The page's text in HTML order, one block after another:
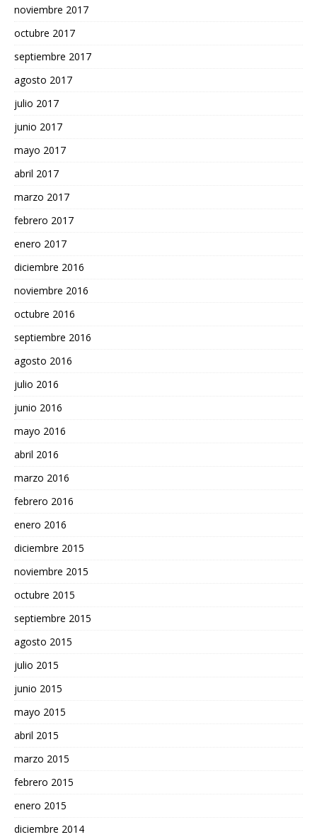
noviembre 2017
octubre 2017
septiembre 2017
agosto 2017
julio 2017
junio 2017
mayo 2017
abril 2017
marzo 2017
febrero 2017
enero 2017
diciembre 2016
noviembre 2016
octubre 2016
septiembre 2016
agosto 2016
julio 2016
junio 2016
mayo 2016
abril 2016
marzo 2016
febrero 2016
enero 2016
diciembre 2015
noviembre 2015
octubre 2015
septiembre 2015
agosto 2015
julio 2015
junio 2015
mayo 2015
abril 2015
marzo 2015
febrero 2015
enero 2015
diciembre 2014